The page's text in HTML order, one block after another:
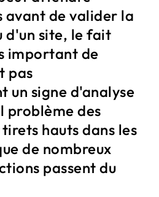
avant de valider la
d'un site, le fait
important de
pas
un signe d'analyse
problème des
hauts dans les
de nombreux
passent du